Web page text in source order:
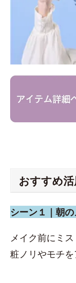
おすすめ
シーン１｜朝
メイク前にミ
粧ノリやモチを